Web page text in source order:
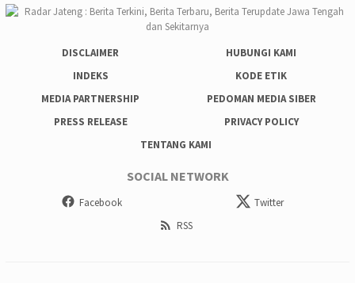
DISCLAIMER
HUBUNGI KAMI
INDEKS
KODE ETIK
MEDIA PARTNERSHIP
PEDOMAN MEDIA SIBER
PRESS RELEASE
PRIVACY POLICY
TENTANG KAMI
SOCIAL NETWORK
Facebook
Twitter
RSS